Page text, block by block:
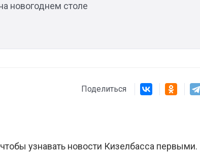
новогоднем столе
Поделиться
узнавать новости Кизелбасса первыми.